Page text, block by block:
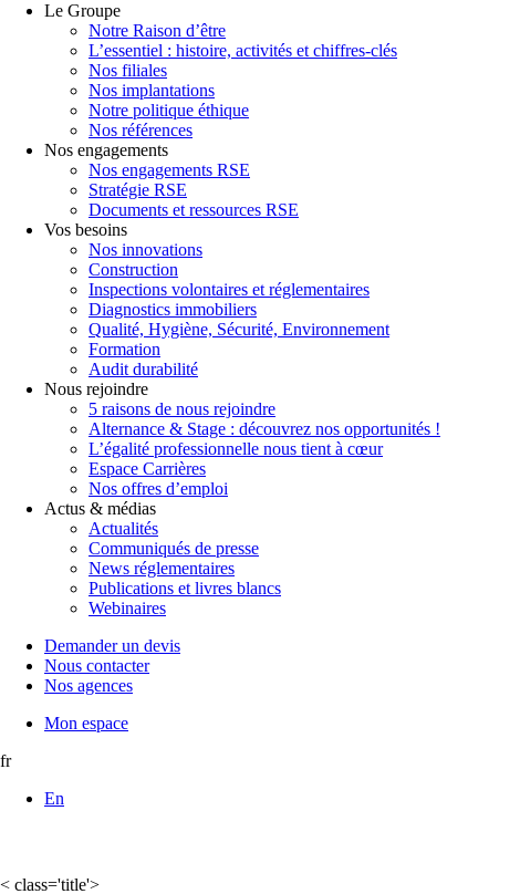
Le Groupe
Notre Raison d’être
L’essentiel : histoire, activités et chiffres-clés
Nos filiales
Nos implantations
Notre politique éthique
Nos références
Nos engagements
Nos engagements RSE
Stratégie RSE
Documents et ressources RSE
Vos besoins
Nos innovations
Construction
Inspections volontaires et réglementaires
Diagnostics immobiliers
Qualité, Hygiène, Sécurité, Environnement
Formation
Audit durabilité
Nous rejoindre
5 raisons de nous rejoindre
Alternance & Stage : découvrez nos opportunités !
L’égalité professionnelle nous tient à cœur
Espace Carrières
Nos offres d’emploi
Actus & médias
Actualités
Communiqués de presse
News réglementaires
Publications et livres blancs
Webinaires
Demander un devis
Nous contacter
Nos agences
Mon espace
fr
En
< class='title'>